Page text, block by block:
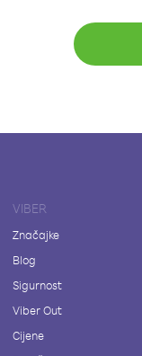
VIBER
Značajke
Blog
Sigurnost
Viber Out
Cijene